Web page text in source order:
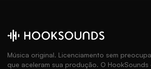
Música original. Licenciamento sem
que aceleram sua produção. O HookSounds